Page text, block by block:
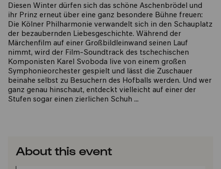
Diesen Winter dürfen sich das schöne Aschenbrödel und
ihr Prinz erneut über eine ganz besondere Bühne freuen:
Die Kölner Philharmonie verwandelt sich in den Schauplatz
der bezaubernden Liebesgeschichte. Während der
Märchenfilm auf einer Großbildleinwand seinen Lauf
nimmt, wird der Film-Soundtrack des tschechischen
Komponisten Karel Svoboda live von einem großen
Symphonieorchester gespielt und lässt die Zuschauer
beinahe selbst zu Besuchern des Hofballs werden. Und wer
ganz genau hinschaut, entdeckt vielleicht auf einer der
Stufen sogar einen zierlichen Schuh ...
About this event